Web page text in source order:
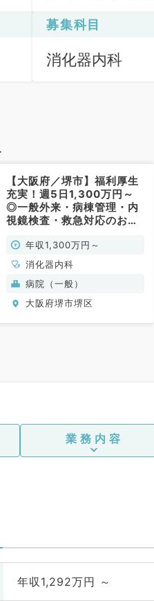
募集科目
消化器内科
【大阪府／堺市】福利厚生
充実！週5日1,300万円～
◎一般外来・病棟管理・内
視鏡検査・救急対応のお仕
勤）年収1,300万円～
消化器内科
病院（一般）
大阪府堺市堺区
業務内容
年収1,292万円 ～